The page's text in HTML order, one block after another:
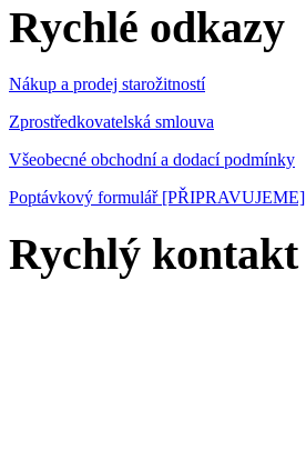
Rychlé odkazy
Nákup a prodej starožitností
Zprostředkovatelská smlouva
Všeobecné obchodní a dodací podmínky
Poptávkový formulář [PŘIPRAVUJEME]
Rychlý kontakt